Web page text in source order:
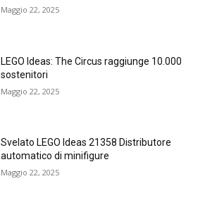
Maggio 22, 2025
LEGO Ideas: The Circus raggiunge 10.000
sostenitori
Maggio 22, 2025
Svelato LEGO Ideas 21358 Distributore
automatico di minifigure
Maggio 22, 2025